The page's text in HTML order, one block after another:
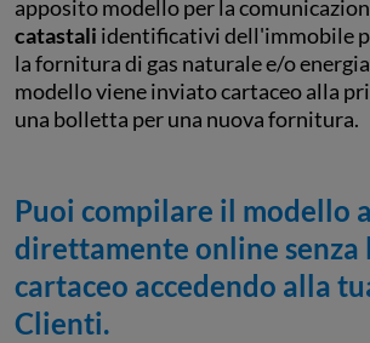
apposito modello per la
catastali identificativi dell'immobile
la fornitura di gas naturale e/o
modello viene inviato cartaceo alla
una bolletta per una nuova fornitura.
Puoi compilare il modello
direttamente online senza
cartaceo accedendo alla
Clienti.